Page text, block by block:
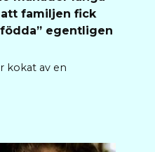
familjen fick
egentligen
kokat av en